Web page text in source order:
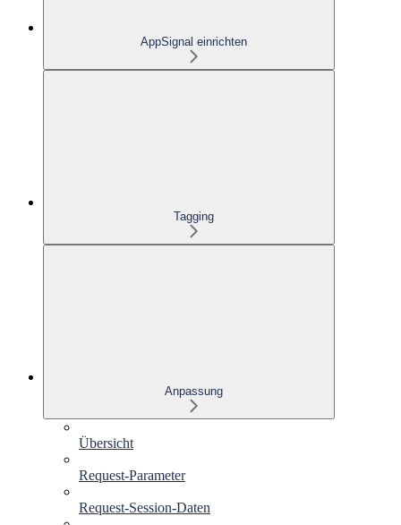
AppSignal einrichten
Tagging
Anpassung
Übersicht
Request-Parameter
Request-Session-Daten